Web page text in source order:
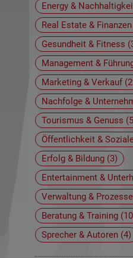
Energy &
Real Estate &
Gesundheit & Fitness
Management &
Marketing & Verkauf
Nachfolge &
Tourismus & Genuss
Öffentlichkeit &
Erfolg & Bildung (3)
Entertainment &
Verwaltung &
Beratung & Training
Sprecher & Autoren (4)